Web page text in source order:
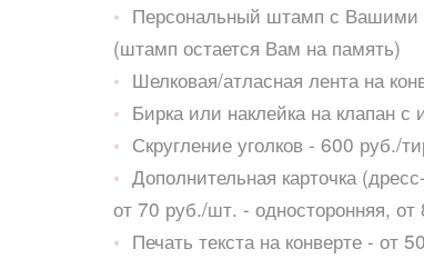
• Персональный штамп с
(штамп остается Вам на память)
• Шелковая/атласная лента на
• Бирка или наклейка на клапан
• Скругление уголков - 600 руб./
• Дополнительная карточка
от 70 руб./шт. - односторонняя,
• Печать текста на конверте - от